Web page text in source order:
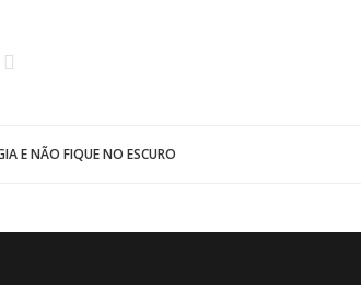
E NÃO FIQUE NO ESCURO